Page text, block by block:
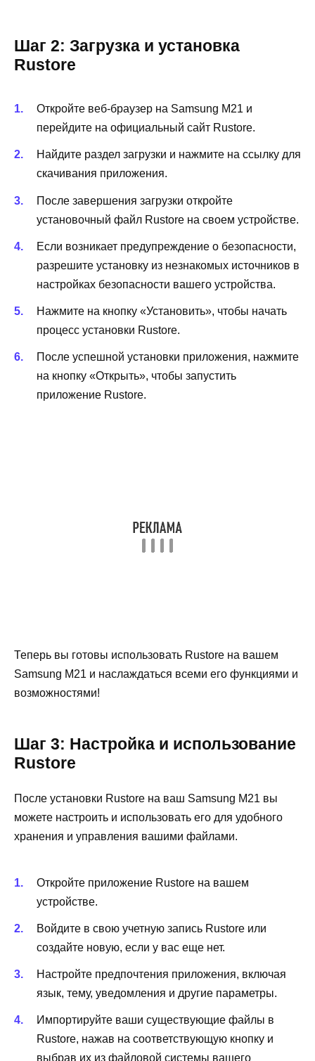
Шаг 2: Загрузка и установка
Rustore
Откройте веб-браузер на Samsung M21 и
перейдите на официальный сайт Rustore.
Найдите раздел загрузки и нажмите на ссылку для
скачивания приложения.
После завершения загрузки откройте
установочный файл Rustore на своем устройстве.
Если возникает предупреждение о безопасности,
разрешите установку из незнакомых источников в
настройках безопасности вашего устройства.
Нажмите на кнопку «Установить», чтобы начать
процесс установки Rustore.
После успешной установки приложения, нажмите
на кнопку «Открыть», чтобы запустить
приложение Rustore.
Теперь вы готовы использовать Rustore на вашем
Samsung M21 и наслаждаться всеми его функциями и
возможностями!
Шаг 3: Настройка и использование
Rustore
После установки Rustore на ваш Samsung M21 вы
можете настроить и использовать его для удобного
хранения и управления вашими файлами.
Откройте приложение Rustore на вашем
устройстве.
Войдите в свою учетную запись Rustore или
создайте новую, если у вас еще нет.
Настройте предпочтения приложения, включая
язык, тему, уведомления и другие параметры.
Импортируйте ваши существующие файлы в
Rustore, нажав на соответствующую кнопку и
выбрав их из файловой системы вашего